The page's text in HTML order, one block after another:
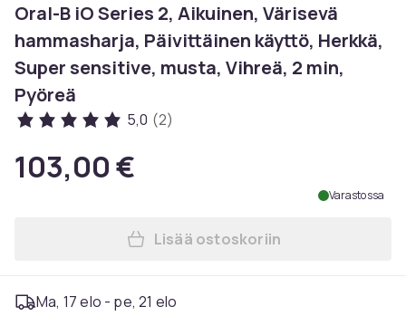
Oral-B iO Series 2, Aikuinen, Värisevä
hammasharja, Päivittäinen käyttö, Herkkä,
Super sensitive, musta, Vihreä, 2 min,
Pyöreä
5,0 (2)
103,00 €
Varastossa
Lisää Oral-B iO Series 2,
Lisää ostoskoriin
Ma, 17 elo - pe, 21 elo